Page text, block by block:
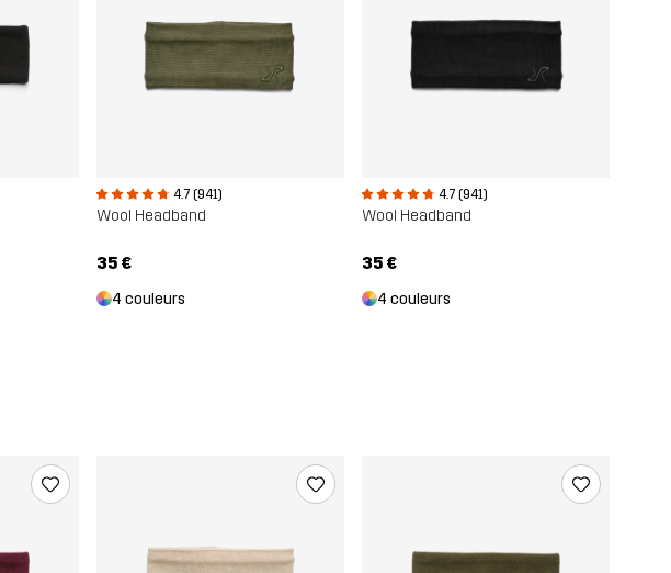
4.7 (941)
Wool Headband
35 €
4 couleurs
4.7 (941)
Wool Headband
35 €
4 couleurs